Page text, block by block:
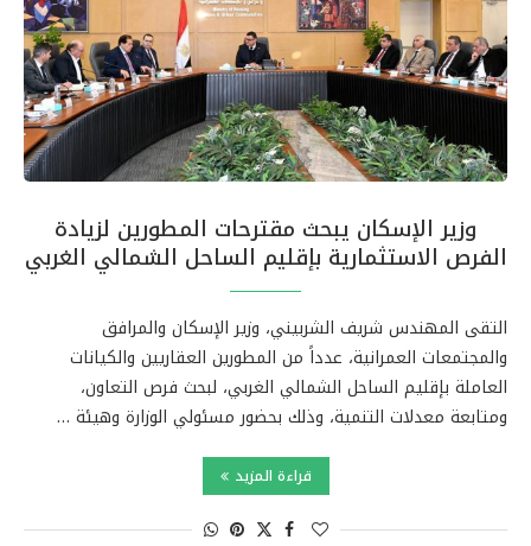
وزير الإسكان يبحث مقترحات المطورين لزيادة
الفرص الاستثمارية بإقليم الساحل الشمالي الغربي
التقى المهندس شريف الشربيني، وزير الإسكان والمرافق
والمجتمعات العمرانية، عدداً من المطورين العقاريين والكيانات
العاملة بإقليم الساحل الشمالي الغربي، لبحث فرص التعاون،
ومتابعة معدلات التنمية، وذلك بحضور مسئولي الوزارة وهيئة …
قراءة المزيد